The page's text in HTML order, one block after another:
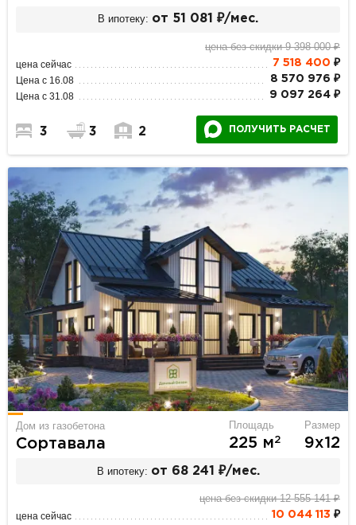
В ипотеку: от 51 081 ₽/мес.
цена без скидки 9 398 000 ₽
цена сейчас 7 518 400 ₽
Цена с 16.08 8 570 976 ₽
Цена с 31.08 9 097 264 ₽
3 3 2 ПОЛУЧИТЬ РАСЧЕТ
Дом из газобетона
Сортавала
Площадь
225 м2
Размер
9х12
В ипотеку: от 68 241 ₽/мес.
цена без скидки 12 555 141 ₽
цена сейчас 10 044 113 ₽